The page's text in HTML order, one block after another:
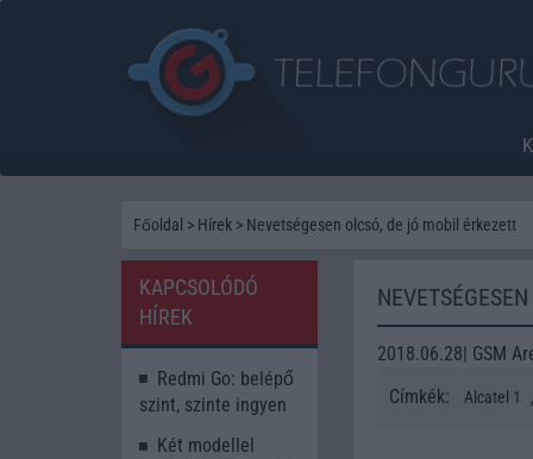
Főoldal > Hírek > Nevetségesen olcsó, de jó mobil érkezett
2018.06.28| GSM
Címkék:
Alcatel 1 ,
KAPCSOLÓDÓ
HÍREK
Redmi Go: belépő
szint, szinte ingyen
Két modellel